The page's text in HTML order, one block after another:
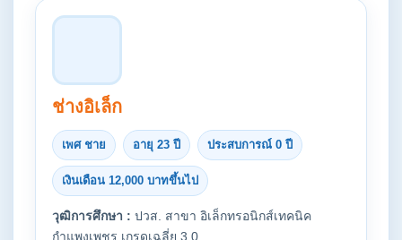
ช่างอิเล็ก
เพศ ชาย อายุ 23 ปี ประสบการณ์ 0 ปี
เงินเดือน 12,000 บาทขึ้นไป
วุฒิการศึกษา : ปวส. สาขา อิเล็กทรอนิกส์เทคนิค
กำแพงเพชร เกรดเฉลี่ย 3.0